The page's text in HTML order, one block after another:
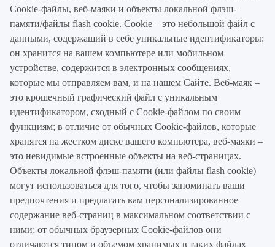
Cookie-файлы, веб-маяки и объекты локальной флэш-
памяти/файлы flash cookie. Cookie – это небольшой файл с
данными, содержащий в себе уникальные идентификаторы:
он хранится на вашем компьютере или мобильном
устройстве, содержится в электронных сообщениях,
которые мы отправляем вам, и на нашем Сайте. Веб-маяк –
это крошечный графический файл с уникальным
идентификатором, сходный с Cookie-файлом по своим
функциям; в отличие от обычных Cookie-файлов, которые
хранятся на жестком диске вашего компьютера, веб-маяки –
это невидимые встроенные объекты на веб-страницах.
Объекты локальной флэш-памяти (или файлы flash cookie)
могут использоваться для того, чтобы запоминать ваши
предпочтения и предлагать вам персонализированное
содержание веб-страниц в максимальном соответствии с
ними; от обычных браузерных Cookie-файлов они
отличаются типом и объемом хранимых в таких файлах